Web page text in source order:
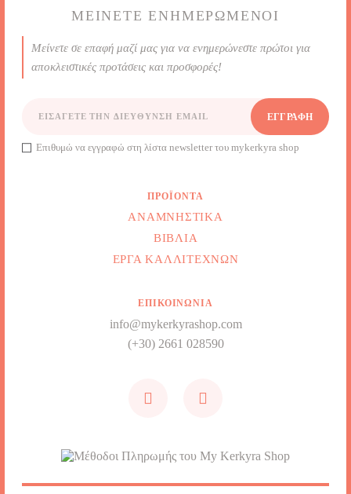
ΜΕΊΝΕΤΕ ΕΝΗΜΕΡΩΜΈΝΟΙ
Μείνετε σε επαφή μαζί μας για να ενημερώνεστε πρώτοι για
αποκλειστικές προτάσεις και προσφορές!
ΕΓΓΡΑΦΉ
Επιθυμώ να εγγραφώ στη λίστα newsletter του mykerkyra shop
ΠΡΟΪΌΝΤΑ
ΑΝΑΜΝΗΣΤΙΚΆ
ΒΙΒΛΊΑ
ΈΡΓΑ ΚΑΛΛΙΤΕΧΝΏΝ
ΕΠΙΚΟΙΝΩΝΊΑ
info@mykerkyrashop.com
(+30) 2661 028590